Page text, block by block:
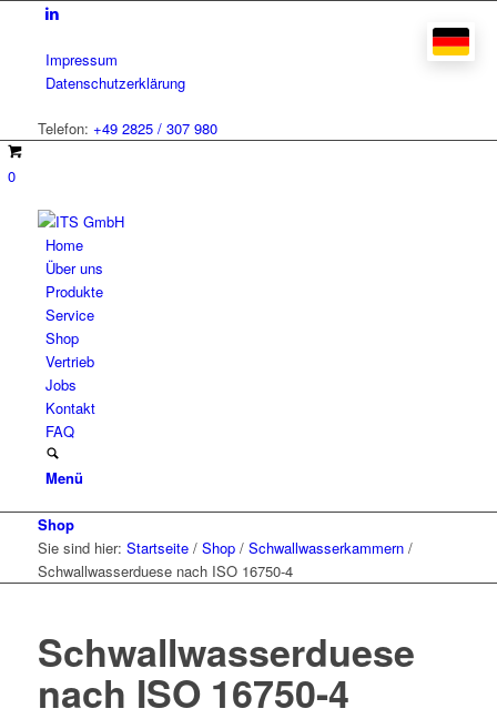
Impressum
Datenschutzerklärung
Telefon: +49 2825 / 307 980
0
Home
Über uns
Produkte
Service
Shop
Vertrieb
Jobs
Kontakt
FAQ
Menü
Shop
Sie sind hier: Startseite / Shop / Schwallwasserkammern /
Schwallwasserduese nach ISO 16750-4
Schwallwasserduese
nach ISO 16750-4